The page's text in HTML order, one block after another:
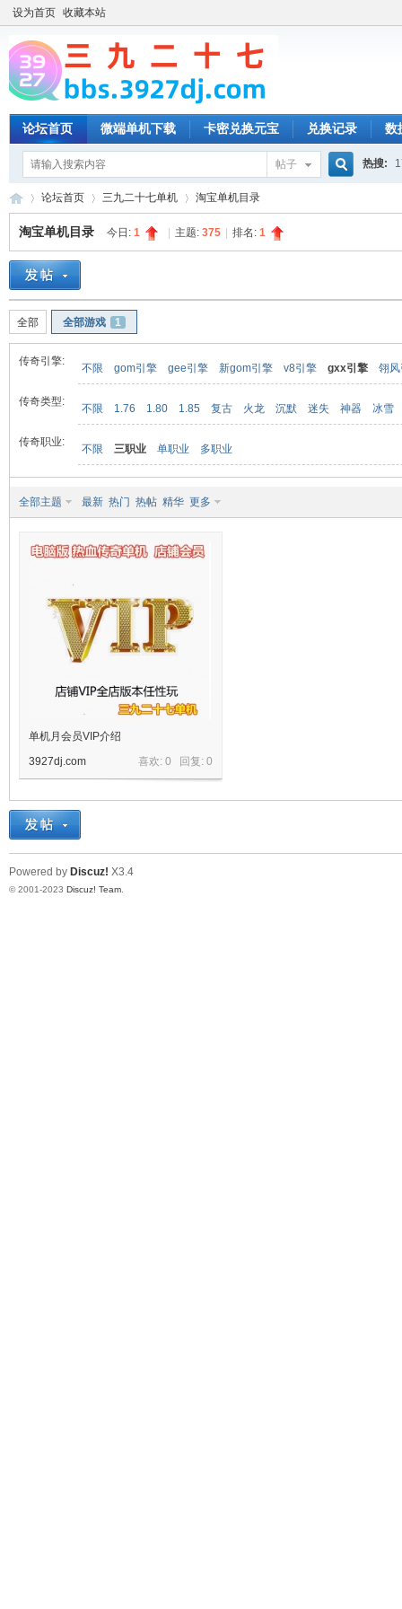
设为首页 收藏本站
论坛首页 微端单机下载 卡密兑换元宝 兑换记录 数
帖子 热搜:
十
»
论坛首页 三九二十七单机 淘宝单机目录
淘宝单机目录 今日: 1 主题: 375 排名: 1
全部 全部游戏 1
传奇引擎:
不限 gom引擎 gee引擎 新gom引擎 v8引擎 gxx引擎 翎
传奇类型:
不限 1.76 1.80 1.85 复古 火龙 沉默 迷失 神器 冰雪
传奇职业:
不限 三职业 单职业 多职业
全部主题 最新 热门 热帖 精华 更多
单机月会员VIP介绍
喜欢: 0 回复: 0
3927dj.com
Powered by Discuz! X3.4
© 2001-2023 Discuz! Team.